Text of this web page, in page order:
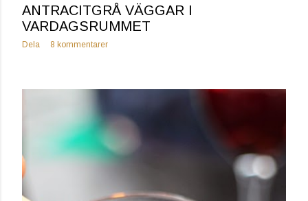
ANTRACITGRÅ VÄGGAR I
VARDAGSRUMMET
Dela 8 kommentarer